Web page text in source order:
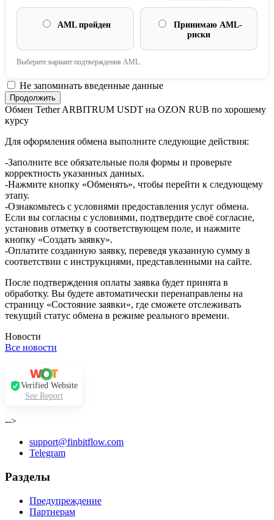
AML пройден
Принимаю AML-
риски
Выберите вариант подтверждения AML.
Не запоминать введенные данные
Обмен Tether ARBITRUM USDT на OZON RUB по хорошему
курсу
Для оформления обмена выполните следующие действия:
-Заполните все обязательные поля формы и проверьте
корректность указанных данных.
-Нажмите кнопку «Обменять», чтобы перейти к следующему
этапу.
-Ознакомьтесь с условиями предоставления услуг обмена.
Если вы согласны с условиями, подтвердите своё согласие,
установив отметку в соответствующем поле, и нажмите
кнопку «Создать заявку».
-Оплатите созданную заявку, переведя указанную сумму в
соответствии с инструкциями, представленными на сайте.
После подтверждения оплаты заявка будет принята в
обработку. Вы будете автоматически перенаправлены на
страницу «Состояние заявки», где сможете отслеживать
текущий статус обмена в режиме реального времени.
Новости
Все новости
Verified Website
See Report
-->
support@finbitflow.com
Telegram
Разделы
Предупреждение
Партнерам